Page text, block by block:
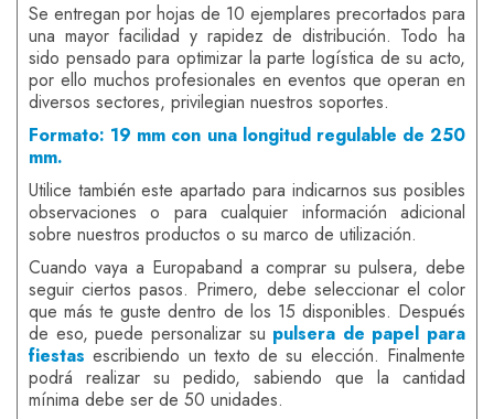
Se entregan por hojas de 10 ejemplares precortados para
una mayor facilidad y rapidez de distribución. Todo ha
sido pensado para optimizar la parte logística de su acto,
por ello muchos profesionales en eventos que operan en
diversos sectores, privilegian nuestros soportes.
Formato: 19 mm con una longitud regulable de 250
mm.
Utilice también este apartado para indicarnos sus posibles
observaciones o para cualquier información adicional
sobre nuestros productos o su marco de utilización.
Cuando vaya a Europaband a comprar su pulsera, debe
seguir ciertos pasos. Primero, debe seleccionar el color
que más te guste dentro de los 15 disponibles. Después
de eso, puede personalizar su pulsera de papel para
fiestas escribiendo un texto de su elección. Finalmente
podrá realizar su pedido, sabiendo que la cantidad
mínima debe ser de 50 unidades.